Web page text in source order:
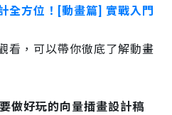
全方位！[動畫篇] 實戰入門
看，可以帶你徹底了解動畫
做好玩的向量插畫設計稿